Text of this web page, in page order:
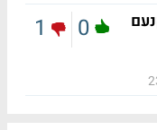
0
1